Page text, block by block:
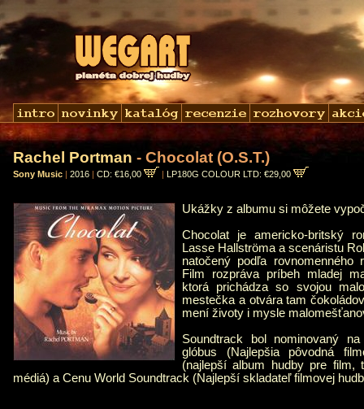
Rachel Portman - Chocolat (O.S.T.)
Sony Music | 2016 | CD: €16,00 | LP180G COLOUR LTD: €29,00
Ukážky z albumu si môžete
Chocolat je americko-britský
Lasse Hallströma a scenáristu
natočený podľa rovnomenného
Film rozpráva príbeh mladej
ktorá prichádza so svojou
mestečka a otvára tam
mení životy i mysle
Soundtrack bol nominovaný
glóbus (Najlepšia pôvodná
(najlepší album hudby pre film,
médiá) a Cenu World Soundtrack (Najlepší skladateľ filmovej